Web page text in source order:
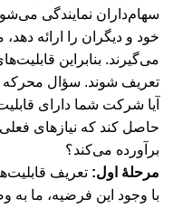
سهام‌داران نمایندگی
خود و دیگران را ارائه
می‌گیرند. بنابراین
تعریف شوند. سؤال
آیا شرکت شما دارای
حاصل کند که نیازهای فعلی
برآورده می‌کند؟
مرحلۀ اول: تعریف
با وجود این فرضیه، ما